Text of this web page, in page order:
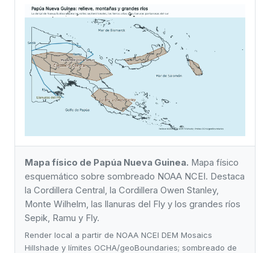
Mapa físico de Papúa Nueva Guinea. Mapa físico
esquemático sobre sombreado NOAA NCEI. Destaca
la Cordillera Central, la Cordillera Owen Stanley,
Monte Wilhelm, las llanuras del Fly y los grandes ríos
Sepik, Ramu y Fly.
Render local a partir de NOAA NCEI DEM Mosaics
Hillshade y límites OCHA/geoBoundaries; sombreado de